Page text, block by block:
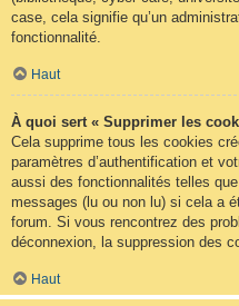
case, cela signifie qu’un
fonctionnalité.
Haut
À quoi sert « Supprimer les
Cela supprime tous les cookies
paramètres d’authentification et
aussi des fonctionnalités telles
messages (lu ou non lu) si cela a
forum. Si vous rencontrez des
déconnexion, la suppression des
Haut